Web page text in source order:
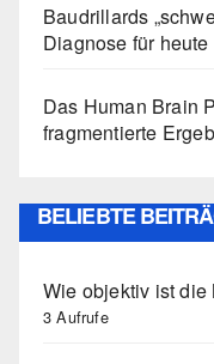
Baudrillards
Diagnose für heute
Das Human Brain
fragmentierte
BELIEBTE
Wie objektiv ist die
3 Aufrufe